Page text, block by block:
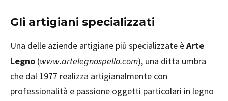
Gli artigiani specializzati
Una delle aziende artigiane più specializzate èArte
Legno (www.artelegnospello.com), una ditta umbra
che dal 1977 realizza artigianalmente con
professionalità e passione oggetti particolari in legno